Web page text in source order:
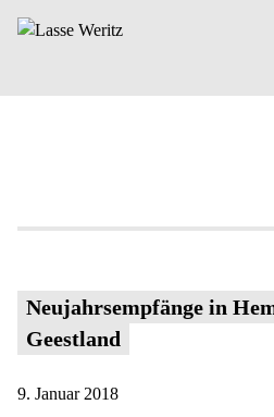
Neujahrsempfänge in
Geestland
9. Januar 2018